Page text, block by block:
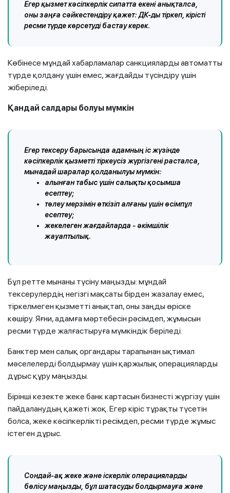
Егер қызмет кәсіпкерлік сипатта екені анықталса,
оны заңға сәйкестендіру қажет: ДК-ды тіркеп, кірісті
ресми түрде көрсетуді бастау керек.
Көбінесе мұндай хабарламалар санкцияларды автоматты
түрде қолдану үшін емес, жағдайды түсіндіру үшін
жіберіледі.
Қандай салдары болуы мүмкін
Егер тексеру барысында адамның іс жүзінде
кәсіпкерлік қызметті тіркеусіз жүргізгені расталса,
мынадай шаралар қолданылуы мүмкін:
алынған табыс үшін салықты қосымша
есептеу;
төлеу мерзімін өткізіп алғаны үшін өсімпұл
есептеу;
жекелеген жағдайларда - әкімшілік
жауаптылық.
Бұл ретте мынаны түсіну маңызды: мұндай
тексерулердің негізгі мақсаты бірден жазалау емес,
тіркелмеген қызметті анықтап, оны заңды өріске
көшіру. Яғни, адамға мәртебесін рәсімдеп, жұмысын
ресми түрде жалғастыруға мүмкіндік беріледі.
Банктер мен салық органдары тарапынан ықтимал
мәселелерді болдырмау үшін қаржылық операцияларды
дұрыс құру маңызды.
Бірінші кезекте жеке банк картасын бизнесті жүргізу үшін
пайдаланудың қажеті жоқ. Егер кіріс тұрақты түсетін
болса, жеке кәсіпкерлікті ресімдеп, ресми түрде жұмыс
істеген дұрыс.
Сондай-ақ жеке және іскерлік операцияларды
бөлісу маңызды, бұл шатасуды болдырмауға және